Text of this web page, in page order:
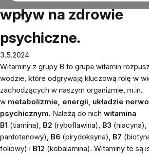
wpływ na zdrowie
psychiczne.
3.5.2024
Witaminy z grupy B to grupa witamin
wodzie, które odgrywają kluczową rolę w
zachodzących w naszym organizmie, m.in.
w metabolizmie, energii, układzie
psychicznym. Należą do nich witamina
B1 (tiamina), B2 (ryboflawina), B3 (niacyna),
pantotenowy), B6 ​​(pirydoksyna), B7
foliowy) i B12 (kobalamina). Witaminy te są